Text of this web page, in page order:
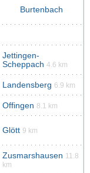
Burtenbach
Jettingen-
Scheppach 4.6 km
Landensberg 6.9 km
Offingen 8.1 km
Glött 9 km
Zusmarshausen 11.8
km